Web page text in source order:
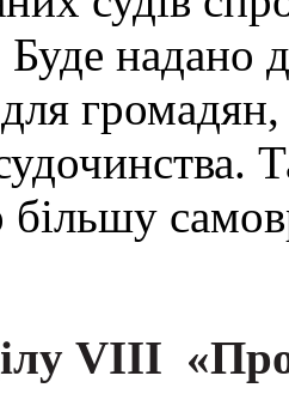
надано
більшу
VIII